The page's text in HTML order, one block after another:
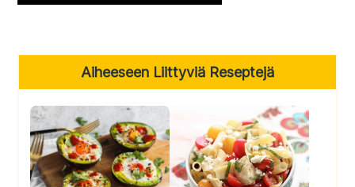
Primary
Sidebar
Aiheeseen Liittyviä Reseptejä